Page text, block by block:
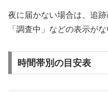
夜に届かない場合は、追
「調査中」などの表示が
時間帯別の目安表